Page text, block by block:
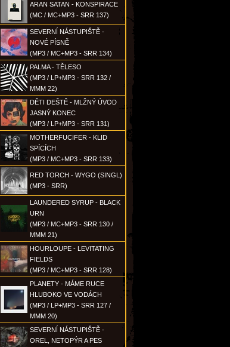
ARAN SATAN - KONSPIRACE
(MC / MC+MP3 - SRR 137)
SEVERNÍ NÁSTUPIŠTĚ -
NOVÉ PÍSNĚ
(MP3 / MC+MP3 - SRR 134)
PALMA - TĚLESO
(MP3 / LP+MP3 - SRR 132 /
MMM 22)
DĚTI DEŠTĚ - MLŽNÝ ÚVOD
JASNÝ KONEC
(MP3 / LP+MP3 - SRR 131)
MOTHERFUCIFER - KLID
SPÍCÍCH
(MP3 / MC+MP3 - SRR 133)
RED TORCH - WYGO (SINGL)
(MP3 - SRR)
LAUNDERED SYRUP - BLACK
URN
(MP3 / MC+MP3 - SRR 130 /
MMM 21)
HOURLOUPE - LEVITATING
FIELDS
(MP3 / MC+MP3 - SRR 128)
PLANETY - MÁME RUCE
HLUBOKO VE VODÁCH
(MP3 / LP+MP3 - SRR 127 /
MMM 20)
SEVERNÍ NÁSTUPIŠTĚ -
OREL, NETOPÝR A PES